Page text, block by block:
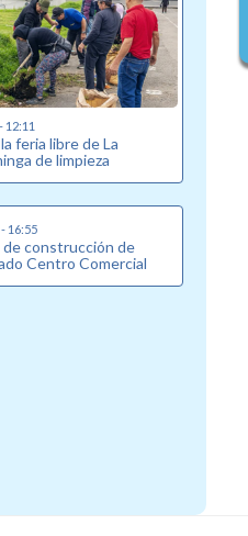
12:11
feria libre de La
de limpieza
16:55
construcción de
Centro Comercial